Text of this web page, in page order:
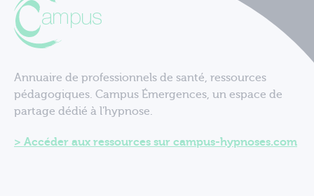
Annuaire de professionnels de santé, ressources
pédagogiques. Campus Émergences, un espace de
partage dédié à l'hypnose.
Accéder aux ressources sur campus-hypnoses.com